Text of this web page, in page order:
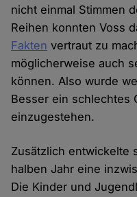
nicht einmal Stimmen
Reihen konnten Voss
Fakten vertraut zu
möglicherweise auch
können. Also wurde
Besser ein schlechtes
einzugestehen.
Zusätzlich entwickelte
halben Jahr eine
Die Kinder und